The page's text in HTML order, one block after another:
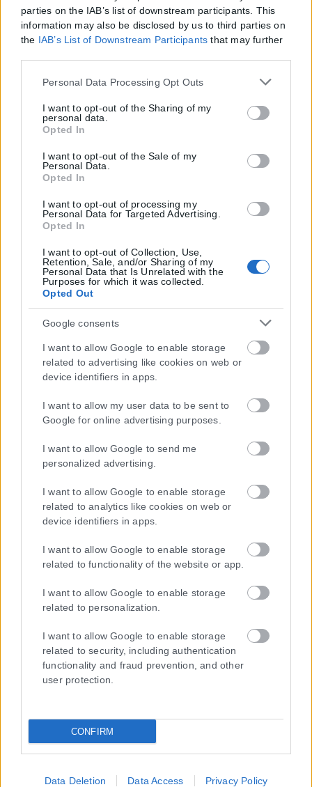
parties on the IAB’s list of downstream participants. This
information may also be disclosed by us to third parties on
the IAB’s List of Downstream Participants that may further
Please note that this website/app uses one or more Google
but not limited to your visit or usage behaviour. You may
click to grant or deny consent to Google and its third-party
tags to use your data for below specified purposes in below
Google consent section.
Personal Data Processing Opt Outs
I want to opt-out of the Sharing of my
personal data.
Opted In
I want to opt-out of the Sale of my
Personal Data.
Opted In
I want to opt-out of processing my
Personal Data for Targeted Advertising.
Opted In
I want to opt-out of Collection, Use,
Retention, Sale, and/or Sharing of my
Personal Data that Is Unrelated with the
Purposes for which it was collected.
Opted Out
Google consents
I want to allow Google to enable storage
related to advertising like cookies on web or
device identifiers in apps.
I want to allow my user data to be sent to
Google for online advertising purposes.
I want to allow Google to send me
personalized advertising.
I want to allow Google to enable storage
related to analytics like cookies on web or
device identifiers in apps.
I want to allow Google to enable storage
related to functionality of the website or app.
I want to allow Google to enable storage
related to personalization.
I want to allow Google to enable storage
related to security, including authentication
functionality and fraud prevention, and other
user protection.
CONFIRM
Data Deletion Data Access Privacy Policy
Η εταιρεία με την επωνυμία “POLITICAL MEDIA GROUP A.E.” και κατ’
επέκταση η ιστοσελίδα που κατέχει αυτή “www.karfitsa.gr”
συμμορφώνονται με τη Σύσταση (ΕΕ) 2018/334 της Επιτροπής της
1ης Μαρτίου 2018 σχετικά με τα μέτρα για την αποτελεσματική
αντιμετώπιση του παράνομου περιεχομένου στο διαδίκτυο (L 63).
ΤΑ ΠΡΩΤΟΣΕΛΙΔΑ ΣΗΜΕΡΑ